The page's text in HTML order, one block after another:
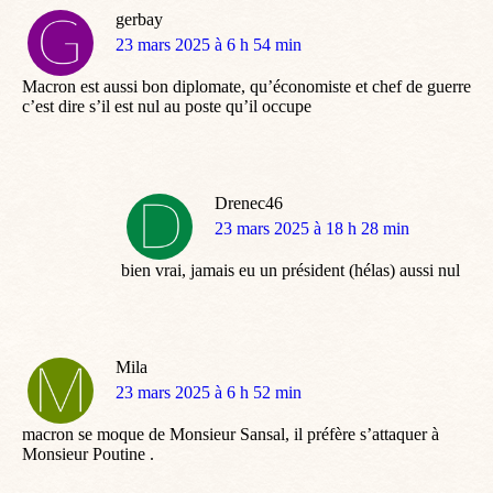
gerbay
dit
23 mars 2025 à 6 h 54 min
Macron est aussi bon diplomate, qu’économiste et chef de guerre
c’est dire s’il est nul au poste qu’il occupe
Drenec46
dit
23 mars 2025 à 18 h 28 min
bien vrai, jamais eu un président (hélas) aussi nul
Mila
dit
23 mars 2025 à 6 h 52 min
macron se moque de Monsieur Sansal, il préfère s’attaquer à
Monsieur Poutine .